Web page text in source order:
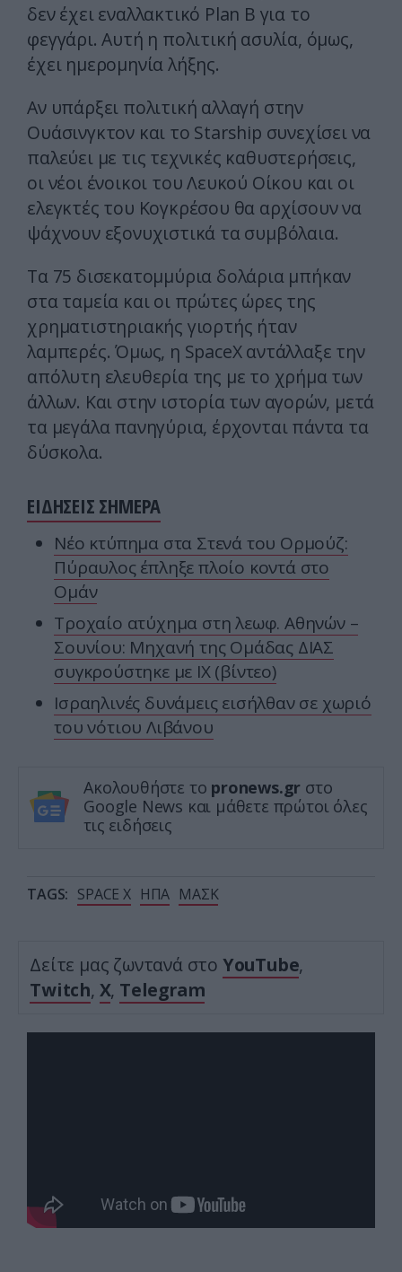
δεν έχει εναλλακτικό Plan B για το
φεγγάρι. Αυτή η πολιτική ασυλία, όμως,
έχει ημερομηνία λήξης.
Αν υπάρξει πολιτική αλλαγή στην
Ουάσινγκτον και το Starship συνεχίσει να
παλεύει με τις τεχνικές καθυστερήσεις,
οι νέοι ένοικοι του Λευκού Οίκου και οι
ελεγκτές του Κογκρέσου θα αρχίσουν να
ψάχνουν εξονυχιστικά τα συμβόλαια.
Τα 75 δισεκατομμύρια δολάρια μπήκαν
στα ταμεία και οι πρώτες ώρες της
χρηματιστηριακής γιορτής ήταν
λαμπερές. Όμως, η SpaceX αντάλλαξε την
απόλυτη ελευθερία της με το χρήμα των
άλλων. Και στην ιστορία των αγορών, μετά
τα μεγάλα πανηγύρια, έρχονται πάντα τα
δύσκολα.
ΕΙΔΗΣΕΙΣ ΣΗΜΕΡΑ
Νέο κτύπημα στα Στενά του Ορμούζ:
Πύραυλος έπληξε πλοίο κοντά στο
Ομάν
Τροχαίο ατύχημα στη λεωφ. Αθηνών –
Σουνίου: Μηχανή της Ομάδας ΔΙΑΣ
συγκρούστηκε με ΙΧ (βίντεο)
Ισραηλινές δυνάμεις εισήλθαν σε χωριό
του νότιου Λιβάνου
Ακολουθήστε το pronews.gr στο
Google News και μάθετε πρώτοι όλες
τις ειδήσεις
TAGS: SPACE X ΗΠΑ ΜΑΣΚ
Δείτε μας ζωντανά στο YouTube,
Twitch, X, Telegram